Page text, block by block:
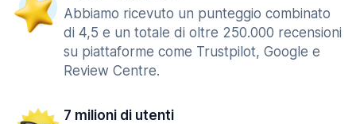
Abbiamo ricevuto un punteggio combinato
di 4,5 e un totale di oltre 250.000 recensioni
su piattaforme come Trustpilot, Google e
Review Centre.
7 milioni di utenti